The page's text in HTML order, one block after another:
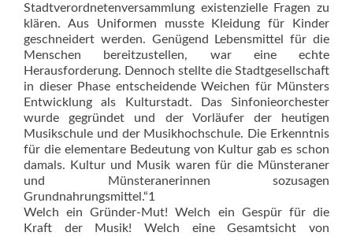
Stadtverordnetenversammlung existenzielle Fragen zu
klären. Aus Uniformen musste Kleidung für Kinder
geschneidert werden. Genügend Lebensmittel für die
Menschen bereitzustellen, war eine echte
Herausforderung. Dennoch stellte die Stadtgesellschaft
in dieser Phase entscheidende Weichen für Münsters
Entwicklung als Kulturstadt. Das Sinfonieorchester
wurde gegründet und der Vorläufer der heutigen
Musikschule und der Musikhochschule. Die Erkenntnis
für die elementare Bedeutung von Kultur gab es schon
damals. Kultur und Musik waren für die Münsteraner
und Münsteranerinnen sozusagen
Grundnahrungsmittel.“1
Welch ein Gründer-Mut! Welch ein Gespür für die
Kraft der Musik! Welch eine Gesamtsicht von